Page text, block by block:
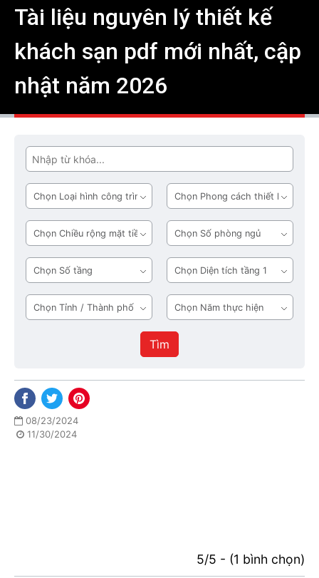
Tài liệu nguyên lý thiết kế
khách sạn pdf mới nhất, cập
nhật năm 2026
Tìm
Loại
hình
công
trình
Phong
cách
thiết
kế
Chiều
rộng
mặt
tiền
Số
phòng
ngủ
Số
tầng
Diện
tích
tầng
1
Tỉnh
/
Năm
thực
hiện
Tìm
08/23/2024
11/30/2024
5/5 - (1 bình chọn)